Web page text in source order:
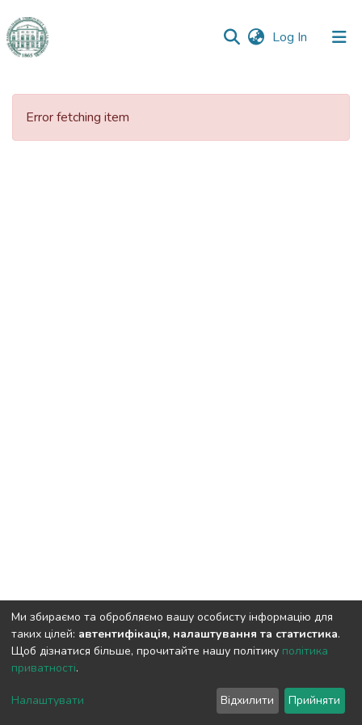
Log In (current)
Communities
Error fetching item
DSpace software copyright © 2009-2026 LYRASIS
End User Agreement
Ми збираємо та обробляємо вашу особисту інформацію для
таких цілей: автентифікація, налаштування та статистика.
Щоб дізнатися більше, прочитайте нашу політику політика
приватності.
Налаштувати Відхилити Прийняти